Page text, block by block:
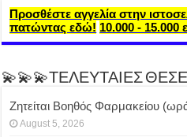
Προσθέστε αγγελία στην
πατώντας εδώ! 10.000 - 15.000
💫💫💫ΤΕΛΕΥΤΑΙΕΣ
Ζητείται Βοηθός Φαρμακείου
August 5, 2026